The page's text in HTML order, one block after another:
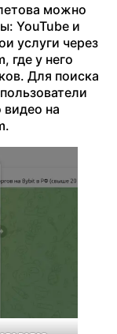
можно
YouTube и
услуги через
где у него
Для поиска
видео на